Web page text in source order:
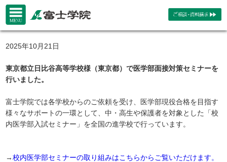
2025年10月21日
東京都立日比谷高等学校様（東京都）で医学部面接対策セミナーを
行いました。
富士学院では各学校からのご依頼を受け、医学部現役合格を目指す
様々なサポートの一環として、中・高生や保護者を対象とした「校
内医学部入試セミナー」を全国の進学校で行っています。
→校内医学部セミナーの取り組みはこちらからご覧いただけます。